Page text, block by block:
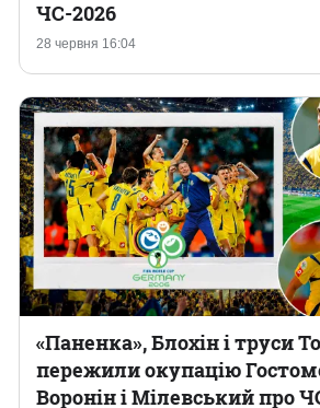
28 червня 16:04
ЧС-2026
«Паненка», Блохін і труси
пережили окупацію
Воронін і Мілевський про